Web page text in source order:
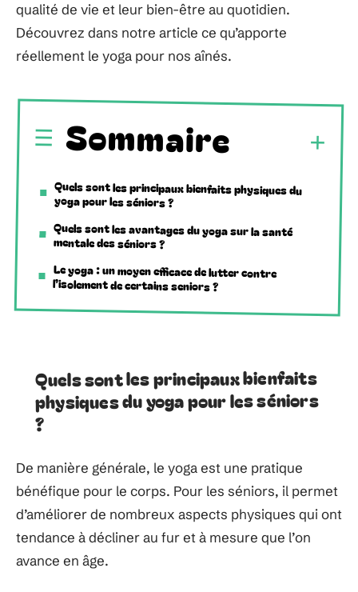
qualité de vie et leur bien-être au quotidien.
Découvrez dans notre article ce qu’apporte
réellement le yoga pour nos aînés.
Sommaire
Quels sont les principaux bienfaits physiques du
yoga pour les séniors ?
Quels sont les avantages du yoga sur la santé
mentale des séniors ?
Le yoga : un moyen efficace de lutter contre
l’isolement de certains seniors ?
Quels sont les principaux bienfaits
physiques du yoga pour les séniors
?
De manière générale, le yoga est une pratique
bénéfique pour le corps. Pour les séniors, il permet
d’améliorer de nombreux aspects physiques qui ont
tendance à décliner au fur et à mesure que l’on
avance en âge.